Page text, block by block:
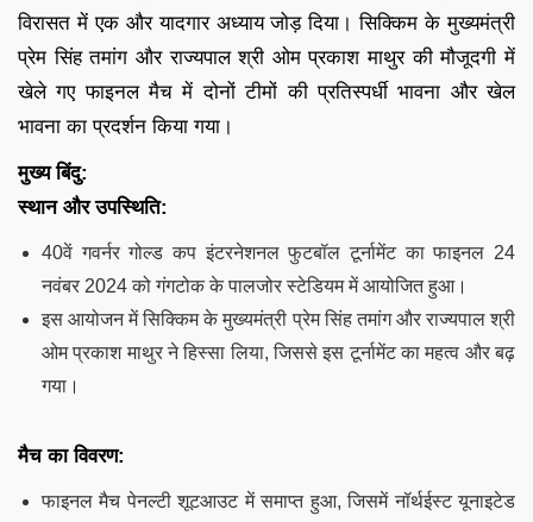
विरासत में एक और यादगार अध्याय जोड़ दिया। सिक्किम के मुख्यमंत्री
प्रेम सिंह तमांग और राज्यपाल श्री ओम प्रकाश माथुर की मौजूदगी में
खेले गए फाइनल मैच में दोनों टीमों की प्रतिस्पर्धी भावना और खेल
भावना का प्रदर्शन किया गया।
मुख्य बिंदु:
स्थान और उपस्थिति:
40वें गवर्नर गोल्ड कप इंटरनेशनल फुटबॉल टूर्नामेंट का फाइनल 24
नवंबर 2024 को गंगटोक के पालजोर स्टेडियम में आयोजित हुआ।
इस आयोजन में सिक्किम के मुख्यमंत्री प्रेम सिंह तमांग और राज्यपाल श्री
ओम प्रकाश माथुर ने हिस्सा लिया, जिससे इस टूर्नामेंट का महत्व और बढ़
गया।
मैच का विवरण:
फाइनल मैच पेनल्टी शूटआउट में समाप्त हुआ, जिसमें नॉर्थईस्ट यूनाइटेड